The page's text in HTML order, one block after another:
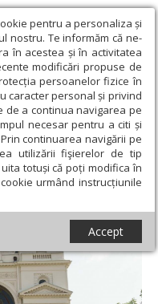
pentru a personaliza și
nostru. Te informăm că ne-
în acestea și în activitatea
modificări propuse de
persoanelor fizice în
caracter personal și privind
de a continua navigarea pe
necesar pentru a citi și
continuarea navigării pe
utilizării fişierelor de tip
totuși că poți modifica în
urmând instrucțiunile
Accept
› Știri › A 18-a ediție a
la Iași
„Studia